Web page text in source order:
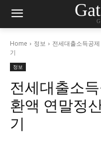
Home 정보
전세대출소득공
기
정보
전세대출소
환액 연말정
기